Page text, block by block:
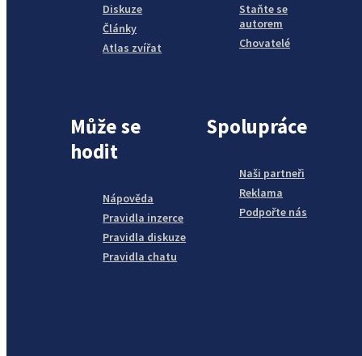
Diskuze
Články
Atlas zvířat
Staňte se
autorem
Chovatelé
Může se
hodit
Nápověda
Pravidla inzerce
Pravidla diskuze
Pravidla chatu
Spolupráce
Naši partneři
Reklama
Podpořte nás